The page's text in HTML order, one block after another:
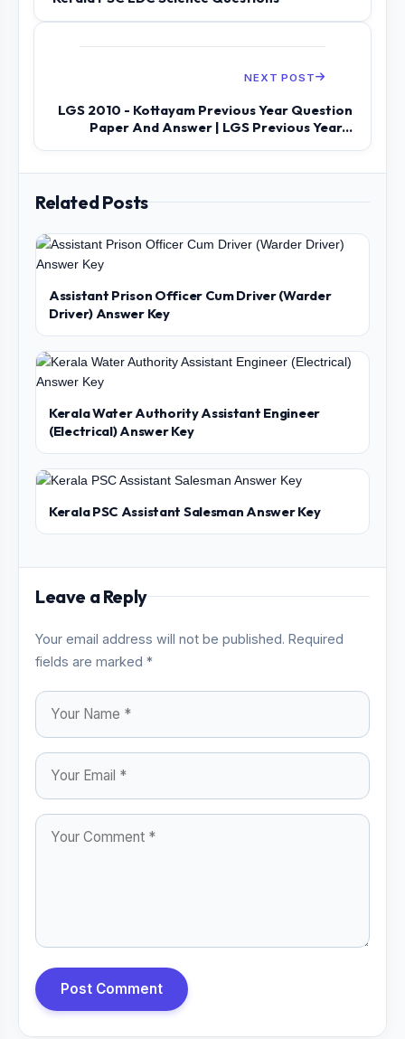
NEXT POST
LGS 2010 - Kottayam Previous Year Question
Paper And Answer | LGS Previous Year...
Related Posts
Assistant Prison Officer Cum Driver (Warder
Driver) Answer Key
Kerala Water Authority Assistant Engineer
(Electrical) Answer Key
Kerala PSC Assistant Salesman Answer Key
Leave a Reply
Your email address will not be published. Required
fields are marked *
Post Comment